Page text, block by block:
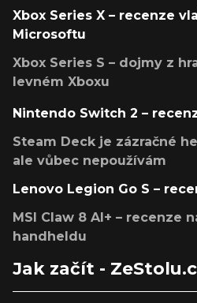
Xbox Series X – recenze
Microsoftu
Xbox Series S – dojmy z
levném Xboxu
Nintendo Switch 2 –
Steam Deck je zázračné
ale vůbec nepoužívám
Lenovo Legion Go S –
MSI Claw 8 AI+ – recenze
handheldu
Jak začít -